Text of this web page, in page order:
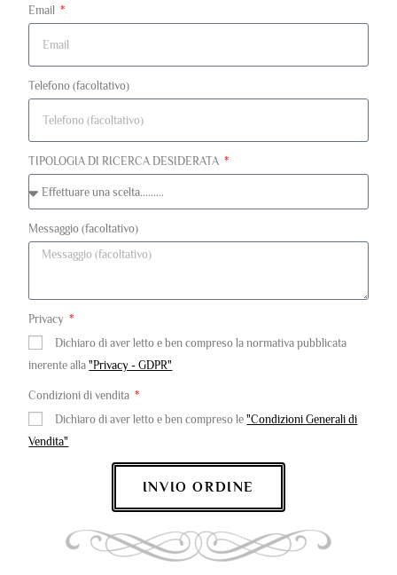
Email
Telefono (facoltativo)
TIPOLOGIA DI RICERCA DESIDERATA
Messaggio (facoltativo)
Privacy
Dichiaro di aver letto e ben compreso la normativa pubblicata
inerente alla"Privacy - GDPR"
Condizioni di vendita
Dichiaro di aver letto e ben compreso le"Condizioni Generali di
Vendita"
INVIO ORDINE